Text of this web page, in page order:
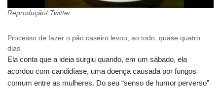
Reprodução/ Twitter
Processo de fazer o pão caseiro levou, ao todo, quase quatro
dias
Ela conta que a ideia surgiu quando, em um sábado, ela
acordou com candidíase, uma doença causada por fungos
comum entre as mulheres. Do seu “senso de humor perverso”